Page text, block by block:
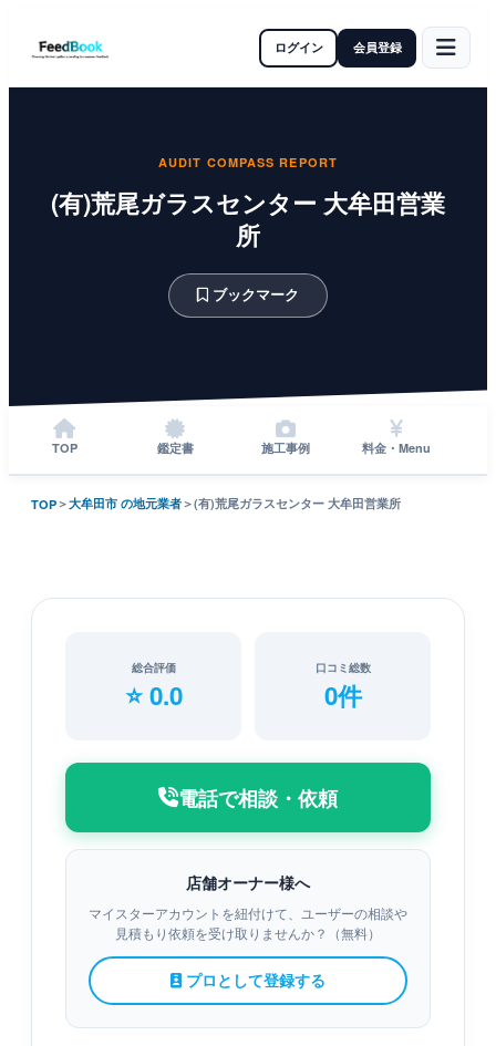
ログイン 会員登録
AUDIT COMPASS REPORT
(有)荒尾ガラスセンター 大牟田営業
所
ブックマーク
TOP 鑑定書 施工事例 料金・Menu
TOP＞大牟田市 の地元業者＞(有)荒尾ガラスセンター 大牟田営業所
総合評価
⭐ 0.0
口コミ総数
0件
電話で相談・依頼
店舗オーナー様へ
マイスターアカウントを紐付けて、ユーザーの相談や
見積もり依頼を受け取りませんか？（無料）
プロとして登録する